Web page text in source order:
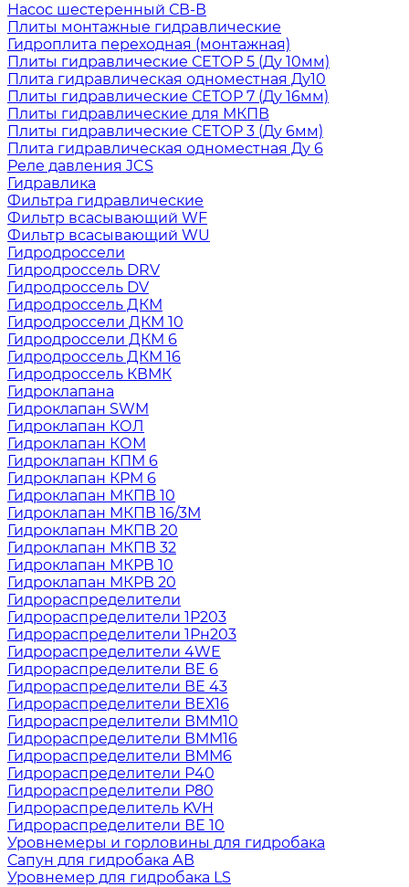
Насос шестеренный СВ-В
Плиты монтажные гидравлические
Гидроплита переходная (монтажная)
Плиты гидравлические СЕТОР 5 (Ду 10мм)
Плита гидравлическая одноместная Ду10
Плиты гидравлические СЕТОР 7 (Ду 16мм)
Плиты гидравлические для МКПВ
Плиты гидравлические СЕТОР 3 (Ду 6мм)
Плита гидравлическая одноместная Ду 6
Реле давления JCS
Гидравлика
Фильтра гидравлические
Фильтр всасывающий WF
Фильтр всасывающий WU
Гидродроссели
Гидродроссель DRV
Гидродроссель DV
Гидродроссель ДКМ
Гидродроссели ДКМ 10
Гидродроссели ДКМ 6
Гидродроссель ДКМ 16
Гидродроссель КВМК
Гидроклапана
Гидроклапан SWM
Гидроклапан КОЛ
Гидроклапан КОМ
Гидроклапан КПМ 6
Гидроклапан КРМ 6
Гидроклапан МКПВ 10
Гидроклапан МКПВ 16/3М
Гидроклапан МКПВ 20
Гидроклапан МКПВ 32
Гидроклапан МКРВ 10
Гидроклапан МКРВ 20
Гидрораспределители
Гидрораспределители 1Р203
Гидрораспределители 1Рн203
Гидрораспределители 4WE
Гидрораспределители ВЕ 6
Гидрораспределители ВЕ 43
Гидрораспределители ВЕХ16
Гидрораспределители ВММ10
Гидрораспределители ВММ16
Гидрораспределители ВММ6
Гидрораспределители Р40
Гидрораспределители Р80
Гидрораспределитель KVH
Гидрораспределители ВЕ 10
Уровнемеры и горловины для гидробака
Сапун для гидробака АВ
Уровнемер для гидробака LS